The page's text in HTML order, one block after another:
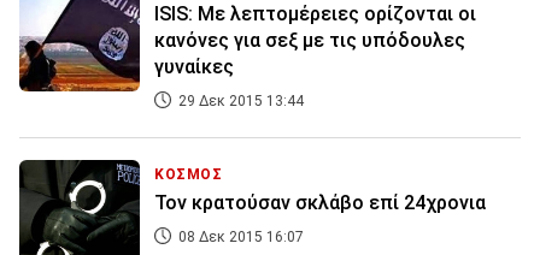
ISIS: Με λεπτομέρειες ορίζονται οι
κανόνες για σεξ με τις υπόδουλες
γυναίκες
29 Δεκ 2015 13:44
ΚΟΣΜΟΣ
Τον κρατούσαν σκλάβο επί 24χρονια
08 Δεκ 2015 16:07